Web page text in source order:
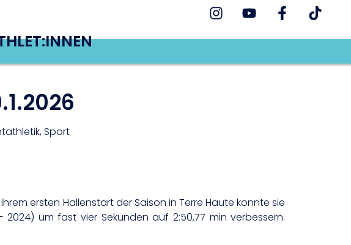
,Sport
ersten Hallenstart der Saison in Terre Haute konnte sie
um fast vier Sekunden auf 2:50,77 min verbessern.